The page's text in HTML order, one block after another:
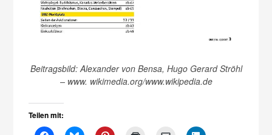
Beitragsbild: Alexander von Bensa, Hugo Gerard Ströhl
– www. wikimedia.org/www.wikipedia.de
Teilen mit: